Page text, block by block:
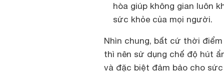
hòa giúp không gian luôn
sức khỏe của mọi người.
Nhìn chung, bất cứ thời
thì nên sử dụng chế độ hút
và đặc biệt đảm bảo cho